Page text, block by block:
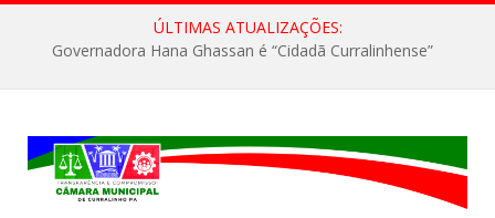
ÚLTIMAS ATUALIZAÇÕES:
Governadora Hana Ghassan é “Cidadã Curralinhense”